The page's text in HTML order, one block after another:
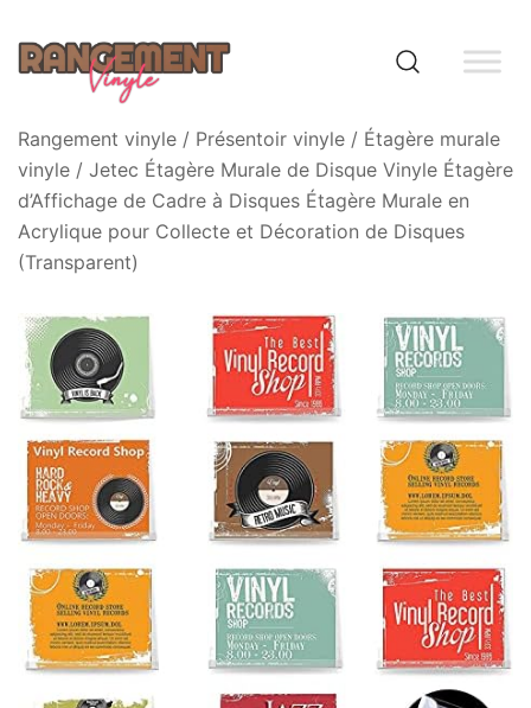
content
Rangement vinyle
Rangement vinyle / Présentoir vinyle / Étagère murale
vinyle / Jetec Étagère Murale de Disque Vinyle Étagère
d’Affichage de Cadre à Disques Étagère Murale en
Acrylique pour Collecte et Décoration de Disques
(Transparent)